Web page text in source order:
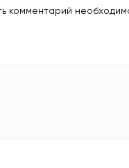
комментарий